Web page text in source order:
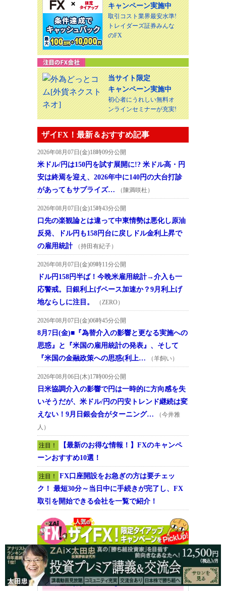
キャンペーン実施中
取引コスト業界最安水準!
トレイダーズ証券みんな
のFX
当サイト限定
キャンペーン実施中
初心者にうれしい無料オ
ンラインセミナーが充実!
ザイFX！最新＆おすすめ記事
2026年08月07日(金)18時09分公開
米ドル/円は150円を試す展開に!? 米ドル高・円
安は終焉を迎え、2026年中に140円の大台打診
があってもサプライズ…
（陳満咲杜）
2026年08月07日(金)15時43分公開
口先の楽観論とは違って中東情勢は悪化し原油
反発、ドル円も158円台に戻しドル金利上昇で
の雇用統計
（持田有紀子）
2026年08月07日(金)09時11分公開
ドル円158円半ば！今晩米雇用統計→介入も一
応警戒。日銀利上げペース加速か？9月利上げ
地ならしに注目。
（ZERO）
2026年08月07日(金)06時45分公開
8月7日(金)■『為替介入の影響と更なる実施への
思惑』と『米国の雇用統計の発表』、そして
『米国の金融政策への思惑(利上…
（羊飼い）
2026年08月06日(木)17時00分公開
日米協調介入の影響で円は一時的に方向感を失
いそうだが、米ドル/円の円安トレンド継続は変
えない！9月日銀会合がターニング…
（今井雅
人）
注目！
【最新のお得な情報！】FXのキャンペ
ーンおすすめ10選！
注目！
FX口座開設をお急ぎの方は要チェッ
ク！ 最短30分～当日中に手続きが完了し、FX
取引を開始できる会社を一覧で紹介！
GMO外貨「外貨ex」
人気上昇中！
【最大100万4000円キャッシュバック】ザイ
FX！から口座開設後、1万通貨以上の取引で
4000円がもらえる！ さらに取引量に応じて最
大100万円のチャンスも！